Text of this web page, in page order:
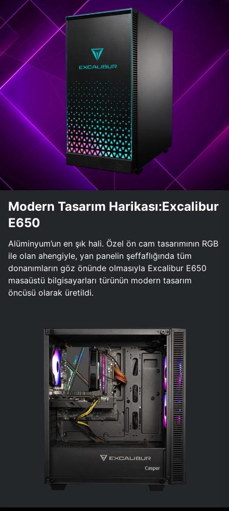
Modern Tasarım Harikası:Excalibur
E650
Alüminyum’un en şık hali. Özel ön cam tasarımının RGB
ile olan ahengiyle, yan panelin şeffaflığında tüm
donanımların göz önünde olmasıyla Excalibur E650
masaüstü bilgisayarları türünün modern tasarım
öncüsü olarak üretildi.